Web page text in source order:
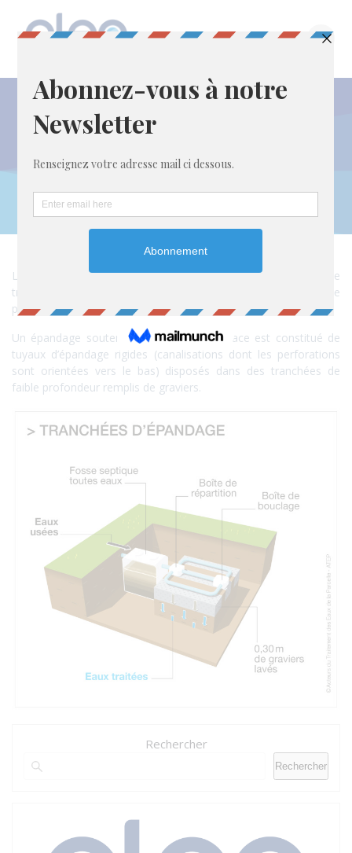
contenu
Les tranchées
d’épandage
Le traitement des eaux usées se fait en 2 étapes : une phase de
traitement primaire dans une fosse septique toutes eaux et une
phase de traitement secondaire par le sol.
Un épandage souterrain dans le sol en place est constitué de
tuyaux d’épandage rigides (canalisations dont les perforations
sont orientées vers le bas) disposés dans des tranchées de
faible profondeur remplis de graviers.
Rechercher
Rechercher